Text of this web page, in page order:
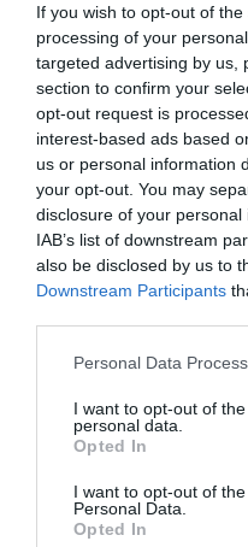
If you wish to opt-out of
processing of your
targeted advertising by us,
section to confirm your
opt-out request is
interest-based ads based
us or personal information
your opt-out. You may
disclosure of your
IAB’s list of downstream
also be disclosed by us to
Downstream Participants
Please note that this
not limited to your visit or
grant or deny consent to
use your data for below
consent section.
Personal Data
I want to opt-out of
personal data.
Opted In
I want to opt-out of
Personal Data.
Opted In
21 χρόνια μετά
24.03.2025 | 13:31
PRONEWS.GR /CELEBRITIES
συμβουλή που
του πριν πεθάνει